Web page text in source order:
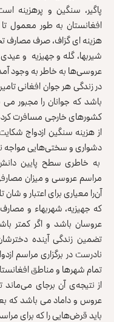
پاگیر، سنگین و پرهزینه
افغانستان به طور معمول
هزینه ای گزاف، صرف مصارف
شیربها، گله و جهیزیه و
عروسی‌ها به خاطر به وجود
در زندگی هر جوان افغانی
باشد که جوانان را مجبور
کشورهای خارجی مسافرت
از هزینه سنگین ازدواج
دشواری و سختی‌هایی مواجه
به خاطری سطح پایین
مراسم عروسی و میزان
آ‌ن‌را معیاری برای اعتبار و
که جهیزیه، شهربهاء و
عروسان باشد و اگر کمتر
تضمین زندگی آینده
نادرست در برگزاری مراسم
تمام شهرها و مناطق
از نتیجه‌ی آن برجای
عروس و داماد می باشد که
باید قرض‌هایی را که برای